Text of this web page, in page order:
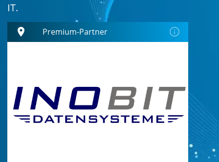
IT.
place Premium-Partner error_outline